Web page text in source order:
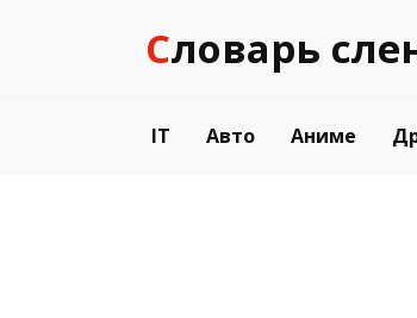
Словарь
IT Авто Аниме